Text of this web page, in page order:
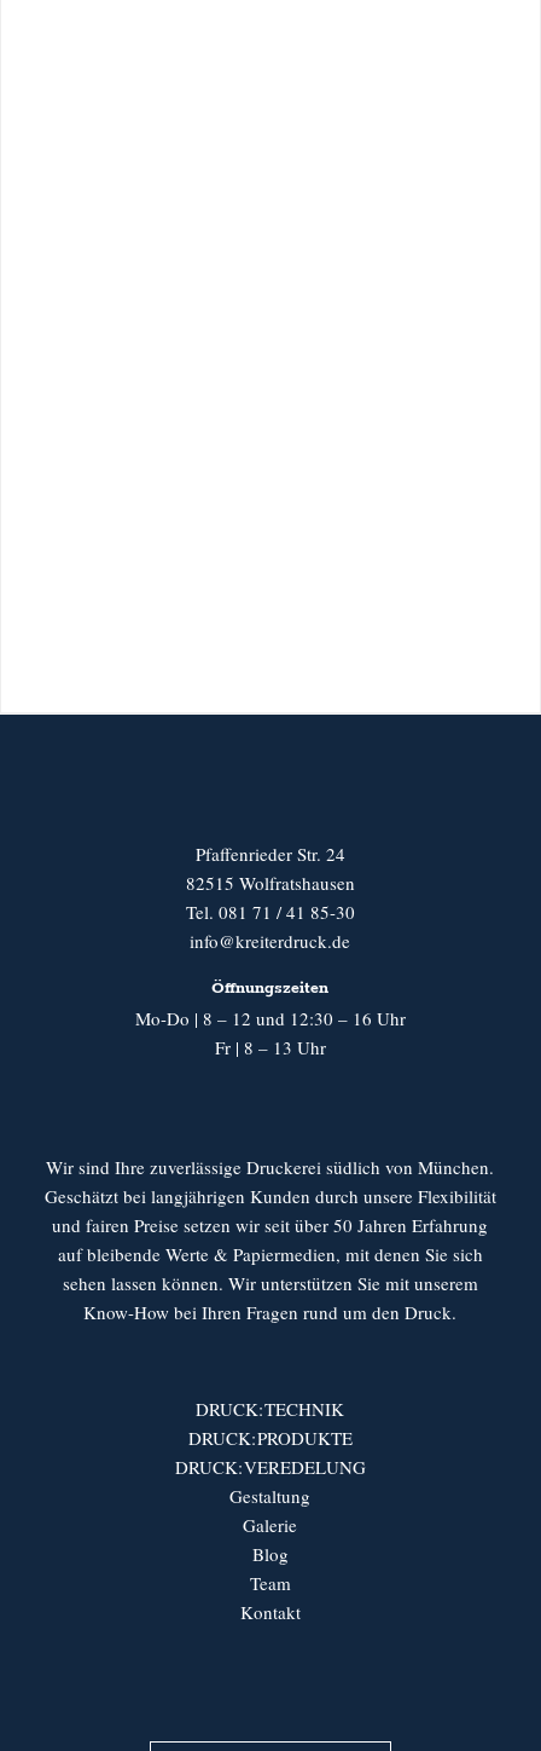
Pfaffenrieder Str. 24
82515 Wolfratshausen
Tel. 081 71 / 41 85-30
info@kreiterdruck.de
Öffnungszeiten
Mo-Do | 8 – 12 und 12:30 – 16 Uhr
Fr | 8 – 13 Uhr
Wir sind Ihre zuverlässige Druckerei südlich von München.
Geschätzt bei langjährigen Kunden durch unsere Flexibilität
und fairen Preise setzen wir seit über 50 Jahren Erfahrung
auf bleibende Werte & Papiermedien, mit denen Sie sich
sehen lassen können. Wir unterstützen Sie mit unserem
Know-How bei Ihren Fragen rund um den Druck.
TECHNIK
PRODUKTE
VEREDELUNG
Gestaltung
Galerie
Blog
Team
Kontakt